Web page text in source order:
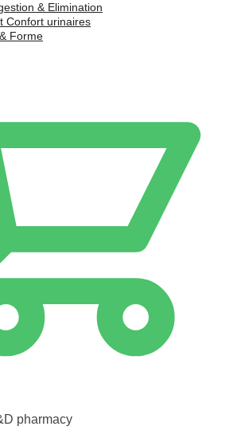
& Elimination
Confort urinaires
Forme
pharmacy